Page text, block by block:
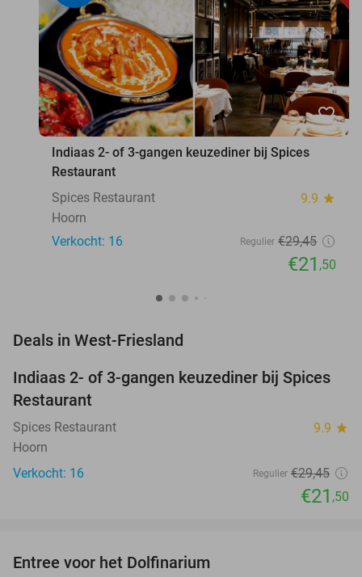
favorite_border
Indiaas 2- of 3-gangen keuzediner bij Spices
Restaurant
Spices Restaurant
9.9 star
Hoorn
Verkocht: 16
Regulier €29,45
€21 ,50
Deals in West-Friesland
27%
TODAY
Indiaas 2- of 3-gangen keuzediner bij Spices
Restaurant
Spices Restaurant 9.9 star
Hoorn
Verkocht: 16
Regulier €29,45
€21 ,50
Entree voor het Dolfinarium